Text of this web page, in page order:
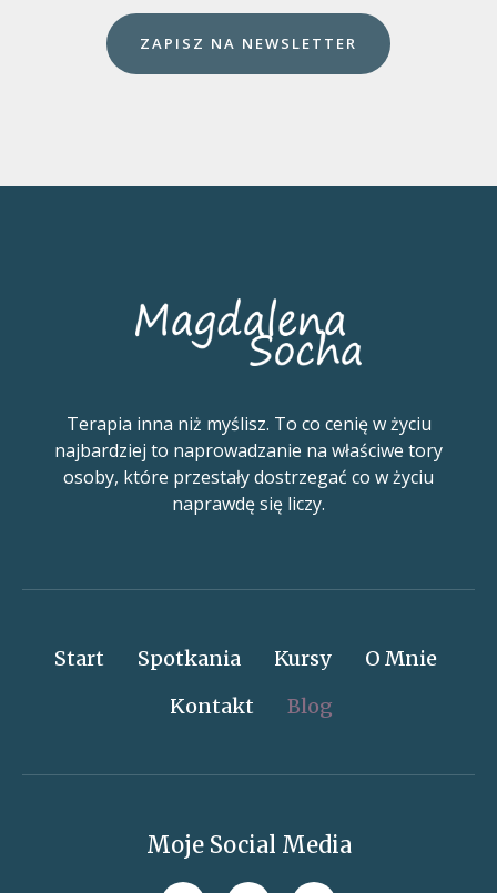
ZAPISZ NA NEWSLETTER
Terapia inna niż myślisz. To co cenię w życiu
najbardziej to naprowadzanie na właściwe tory
osoby, które przestały dostrzegać co w życiu
naprawdę się liczy.
Start Spotkania Kursy
O Mnie
Kontakt
Blog
Moje Social Media